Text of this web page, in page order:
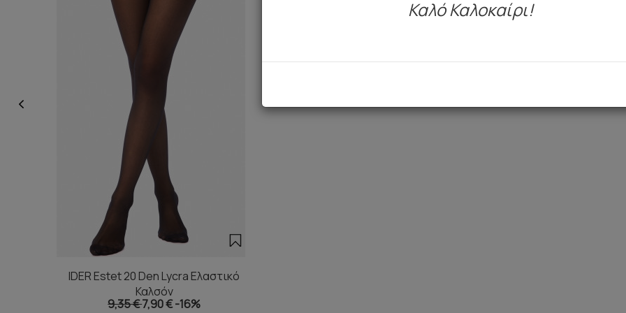
IDER Estet 20 Den Lycra Ελαστικό
Καλσόν
9,35 €7,90 €-16%
Καλό Καλοκαίρι!